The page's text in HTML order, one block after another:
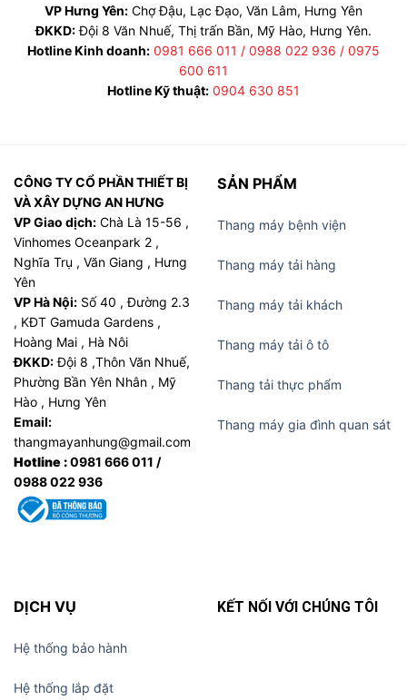
VP Hưng Yên: Chợ Đậu, Lạc Đạo, Văn Lâm, Hưng Yên
ĐKKD:Đội 8 Văn Nhuế, Thị trấn Bần, Mỹ Hào, Hưng Yên.
Hotline Kinh doanh: 0981 666 011 / 0988 022 936 / 0975
600 611
Hotline Kỹ thuật: 0904 630 851
CÔNG TY CỔ PHẦN THIẾT BỊ
VÀ XÂY DỰNG AN HƯNG
VP Giao dịch: Chà Là 15-56 ,
Vinhomes Oceanpark 2 ,
Nghĩa Trụ , Văn Giang , Hưng
Yên
VP Hà Nội: Số 40 , Đường 2.3
, KĐT Gamuda Gardens ,
Hoàng Mai , Hà Nôi
ĐKKD:Đội 8 ,Thôn Văn Nhuế,
Phường Bần Yên Nhân , Mỹ
Hào , Hưng Yên
Email:
thangmayanhung@gmail.com
Hotline :0981 666 011 /
0988 022 936
SẢN PHẨM
Thang máy bệnh viện
Thang máy tải hàng
Thang máy tải khách
Thang máy tải ô tô
Thang tải thực phẩm
Thang máy gia đình quan sát
DỊCH VỤ
Hệ thống bảo hành
Hệ thống lắp đặt
KẾT NỐI VỚI CHÚNG TÔI